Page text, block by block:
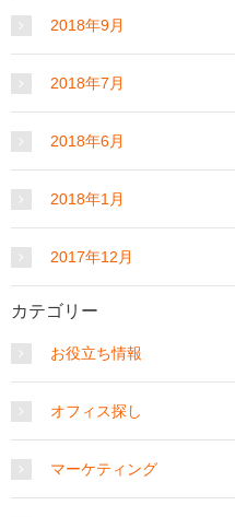
2018年9月
2018年7月
2018年6月
2018年1月
2017年12月
カテゴリー
お役立ち情報
オフィス探し
マーケティング